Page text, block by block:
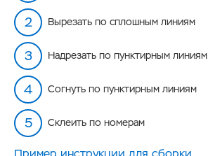
Вырезать по сплошным линиям
Надрезать по пунктирным линиям
Согнуть по пунктирным линиям
Склеить по номерам